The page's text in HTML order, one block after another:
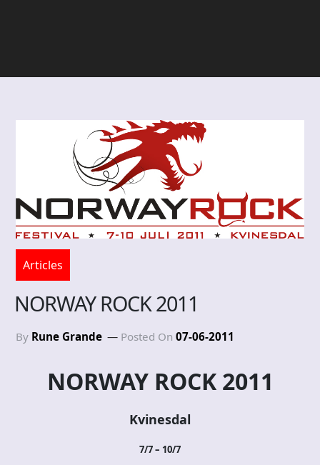
Articles
NORWAY ROCK 2011
By Rune Grande Posted On 07-06-2011
NORWAY ROCK 2011
Kvinesdal
7/7 – 10/7